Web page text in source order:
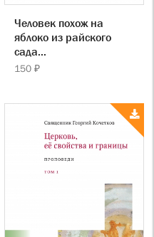
Человек похож на
яблоко из райского
сада...
150 ₽